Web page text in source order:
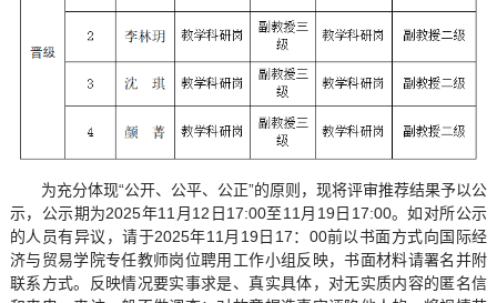
为充分体现“公开、公平、公正”的原则，现将评审推荐结果予以公
示，公示期为2025年11月12日17:00至11月19日17:00。如对所公示
的人员有异议，请于2025年11月19日17：00前以书面方式向国际经
济与贸易学院专任教师岗位聘用工作小组反映，书面材料请署名并附
联系方式。反映情况要实事求是、真实具体，对无实质内容的匿名信